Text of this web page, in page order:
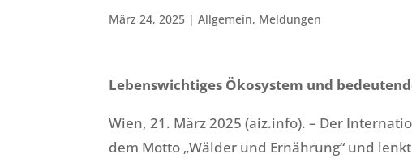
März 24, 2025 |Allgemein, Meldungen
Lebenswichtiges Ökosystem und
Wien, 21. März 2025 (aiz.info). – Der
dem Motto „Wälder und Ernährung“ und